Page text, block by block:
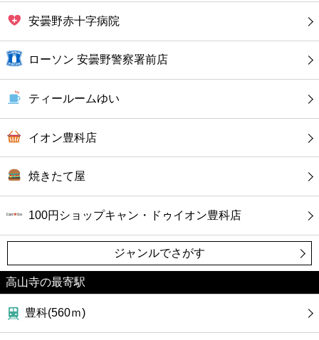
安曇野赤十字病院
ローソン 安曇野警察署前店
ティールームゆい
イオン豊科店
焼きたて屋
100円ショップキャン・ドゥイオン豊科店
ジャンルでさがす
高山寺の最寄駅
豊科(560ｍ)